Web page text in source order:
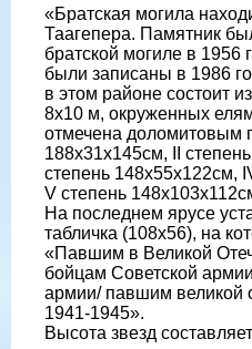
«Братская могила
Таагепера. Памятник
братской могиле в 1956
были записаны в 1986
в этом районе состоит
8х10 м, окруженных
отмечена доломитовым
188x31x145см, II
степень 148x55x122см,
V степень
На последнем ярусе
табличка (108х56), на
«Павшим в Великой
бойцам Советской
армии/ павшим великой
1941-1945».
Высота звезд